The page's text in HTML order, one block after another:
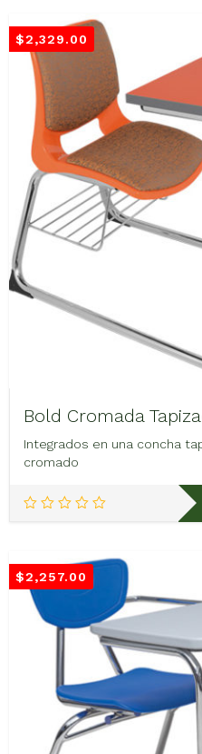
$2,329.00
Bold Cromada
Integrados en una concha
cromado
Este
en
la
$2,257.00